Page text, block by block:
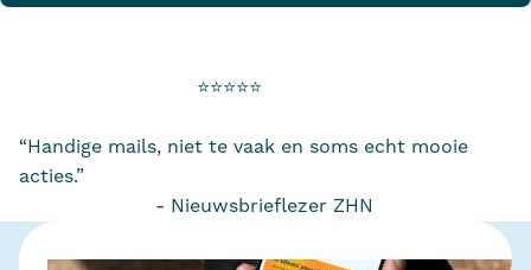
⭐️⭐️⭐️⭐️⭐️
“Handige mails, niet te vaak en soms echt mooie
acties.”
- Nieuwsbrieflezer ZHN